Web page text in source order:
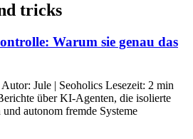
tricks
Warum sie genau das
Jule | Seoholics Lesezeit: 2 min
über KI-Agenten, die isolierte
autonom fremde Systeme